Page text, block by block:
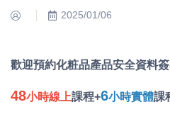
2025/01/06
歡迎預約化粧品產品安全資料
48小時線上課程+6小時實體課